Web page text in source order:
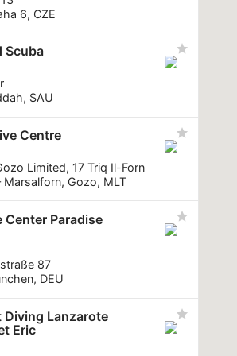
6, CZE
Scuba
SAU
Centre
Limited, 17 Triq Il-Forn
Marsalforn, Gozo, MLT
Center Paradise
87
DEU
Lanzarote
Eric